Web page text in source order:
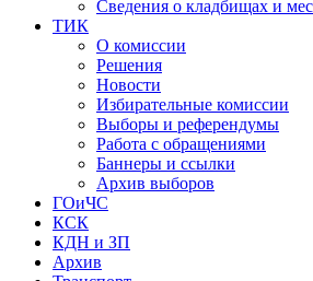
Сведения о кладбищах и
ТИК
О комиссии
Решения
Новости
Избирательные комиссии
Выборы и референдумы
Работа с обращениями
Баннеры и ссылки
Архив выборов
ГОиЧС
КСК
КДН и ЗП
Архив